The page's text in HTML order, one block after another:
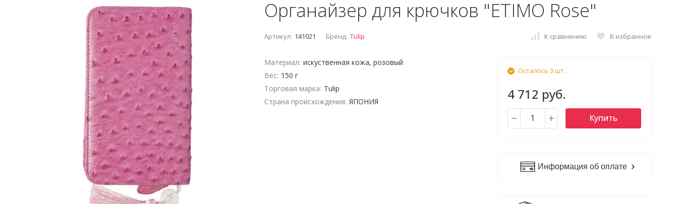
Органайзер для крючков "ETIMO Rose"
Артикул: 141021 Бренд: Tulip К сравнению В избранное
Материал: искуственная кожа, розовый
Вес: 150 г
Торговая марка: Tulip
Страна происхождения: ЯПОНИЯ
Осталось 3 шт.
4 712 руб.
Купить
Информация об оплате